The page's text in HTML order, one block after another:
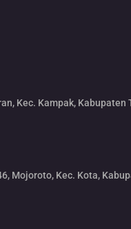
Kec. Kampak, Kabupaten
Mojoroto, Kec. Kota,